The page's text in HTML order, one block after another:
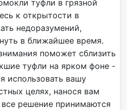
туфли в грязной
к открытости в
недоразумений,
в ближайшее время.
поможет сблизить
туфли на ярком фоне -
использовать вашу
целях, нанося вам
решение принимаются